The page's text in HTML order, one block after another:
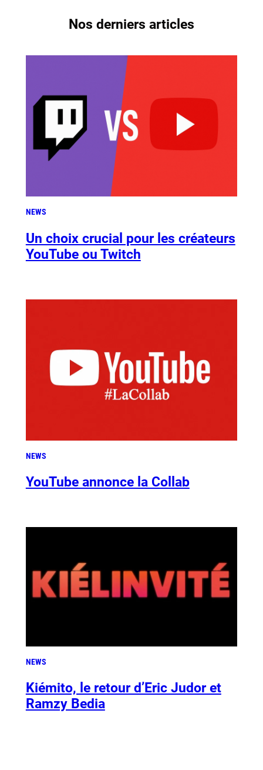
Nos derniers articles
NEWS
Un choix crucial pour les créateurs
YouTube ou Twitch
NEWS
YouTube annonce la Collab
NEWS
Kiémito, le retour d’Eric Judor et
Ramzy Bedia